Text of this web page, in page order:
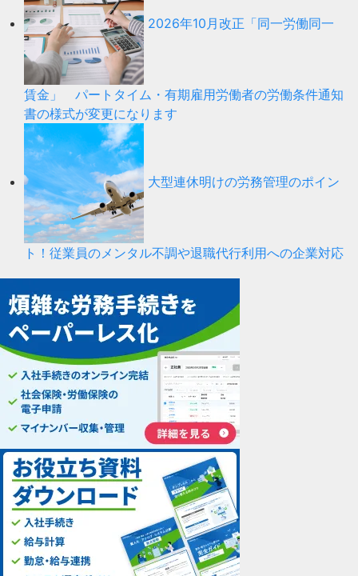
2026年10月改正「同一労働同一
賃金」 パートタイム・有期雇用労働者の労働条件通知
書の様式が変更になります
大型連休明けの労務管理のポイン
ト！従業員のメンタル不調や退職代行利用への企業対応